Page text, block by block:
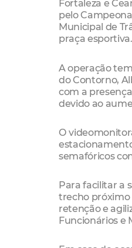
Fortaleza e
pelo
Municipal de
praça esportiva.
A operação
do Contorno,
com a
devido ao
O
semafóricos
Para facilitar a
trecho próximo
retenção e
Funcionários e